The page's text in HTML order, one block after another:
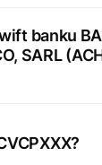
banku
SARL